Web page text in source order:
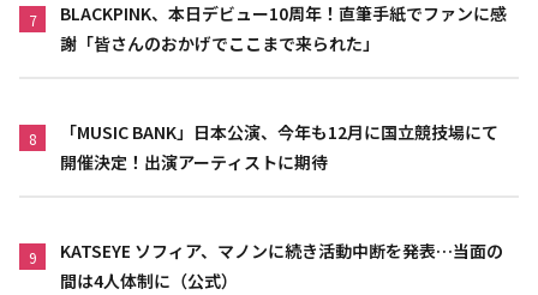
7
BLACKPINK、本日デビュー10周年！直筆手紙でファンに感
謝「皆さんのおかげでここまで来られた」
8
「MUSIC BANK」日本公演、今年も12月に国立競技場にて
開催決定！出演アーティストに期待
9
KATSEYE ソフィア、マノンに続き活動中断を発表…当面の
間は4人体制に（公式）